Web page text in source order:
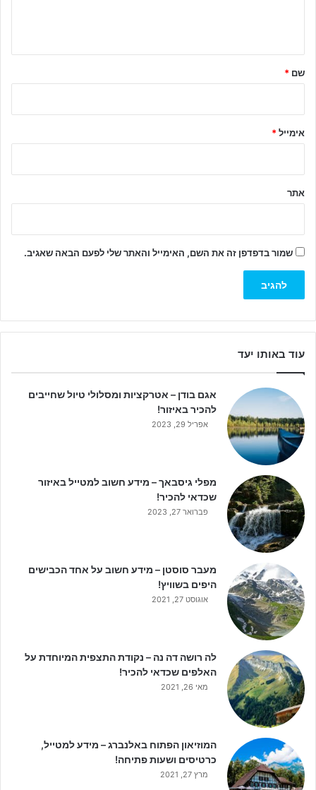
ל
שם *
אימייל*
אתר
שמור בדפדפן זה את השם, האימייל והאתר שלי לפעם הבאה שאגיב.
עוד באותו יעד
אגם בודן – אטרקציות ומסלולי טיול שחייבים
להכיר באיזור!
אפריל 29, 2023
מפלי גיסבאך – מידע חשוב למטייל באיזור
שכדאי להכיר!
פברואר 27, 2023
מעבר סוסטן – מידע חשוב על אחד הכבישים
היפים בשוויץ!
אוגוסט 27, 2021
לה רושה דה נה – נקודת התצפית המיוחדת על
האלפים שכדאי להכיר!
מאי 26, 2021
המוזיאון הפתוח באלנברג – מידע למטייל,
כרטיסים ושעות פתיחה!
מרץ 27, 2021